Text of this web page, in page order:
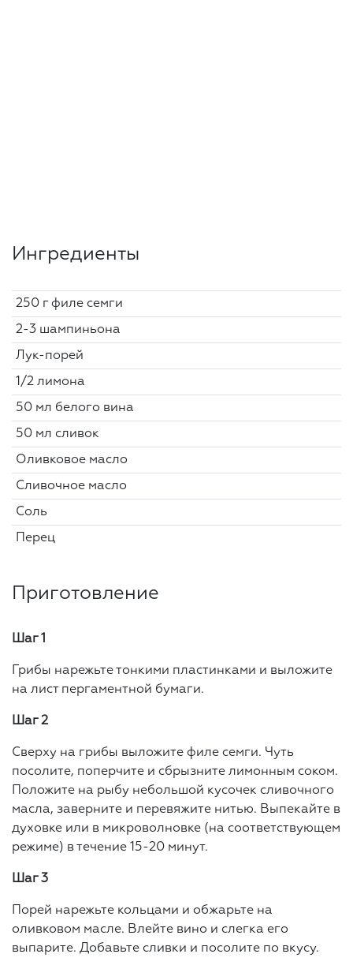
Ингредиенты
250 г филе семги
2-3 шампиньона
Лук-порей
1/2 лимона
50 мл белого вина
50 мл сливок
Оливковое масло
Сливочное масло
Соль
Перец
Приготовление
Шаг 1
Грибы нарежьте тонкими пластинками и выложите
на лист пергаментной бумаги.
Шаг 2
Сверху на грибы выложите филе семги. Чуть
посолите, поперчите и сбрызните лимонным соком.
Положите на рыбу небольшой кусочек сливочного
масла, заверните и перевяжите нитью. Выпекайте в
духовке или в микроволновке (на соответствующем
режиме) в течение 15-20 минут.
Шаг 3
Порей нарежьте кольцами и обжарьте на
оливковом масле. Влейте вино и слегка его
выпарите. Добавьте сливки и посолите по вкусу.